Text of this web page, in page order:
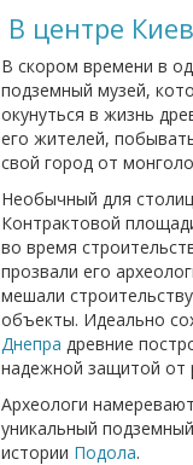
В центре
В скором времени в
подземный музей,
окунуться в жизнь
его жителей,
свой город от
Необычный для
Контрактовой
во время
прозвали его
мешали
объекты. Идеально
Днепра древние
надежной защитой от
Археологи
уникальный
истории Подола.